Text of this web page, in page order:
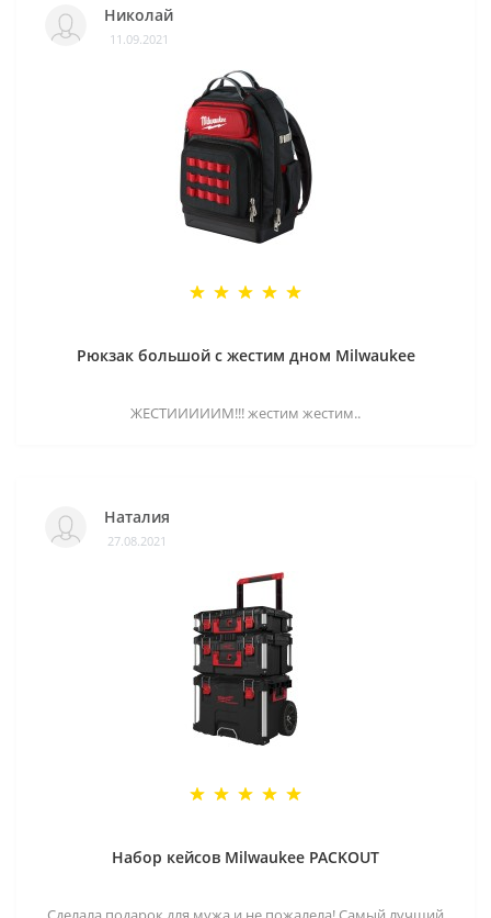
Николай
11.09.2021
Рюкзак большой с жестим дном Milwaukee
ЖЕСТИИИИИМ!!! жестим жестим..
Наталия
27.08.2021
Набор кейсов Milwaukee PACKOUT